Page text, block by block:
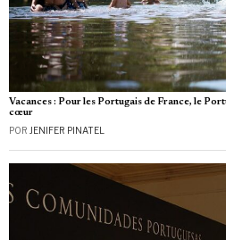
Vacances : Pour les Portugais de France, le
cœur
POR JENIFER PINATEL